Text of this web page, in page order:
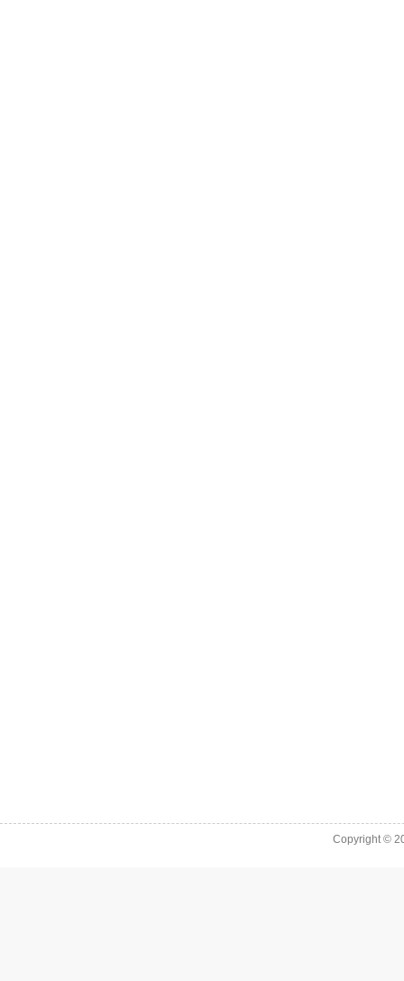
Copyright ©